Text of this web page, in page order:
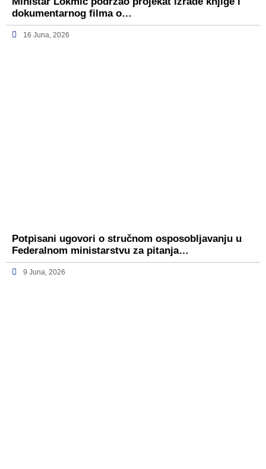
dokumentarnog filma o…
16 Juna, 2026
Potpisani ugovori o stručnom osposobljavanju u
Federalnom ministarstvu za pitanja…
9 Juna, 2026